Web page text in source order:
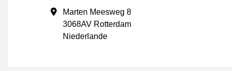
Geschäftsadresse
Marten Meesweg 8
3068AV Rotterdam
Niederlande